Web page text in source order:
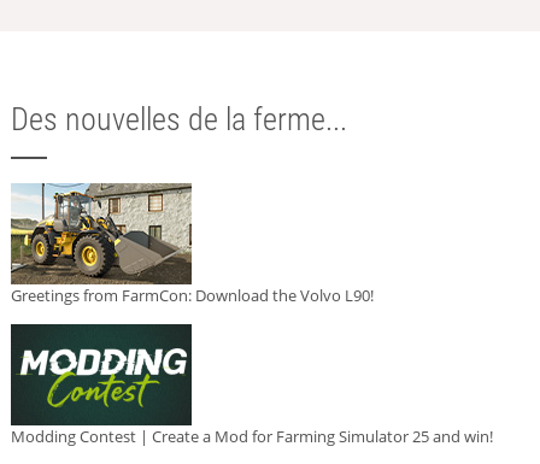
Des nouvelles de la ferme...
Greetings from FarmCon: Download the Volvo L90!
Modding Contest | Create a Mod for Farming Simulator 25 and win!